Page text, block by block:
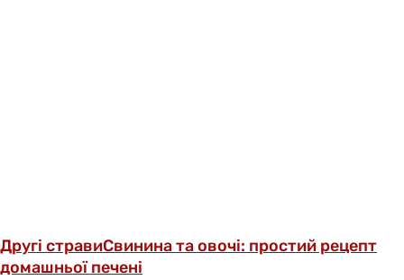
Другі стравиСвинина та овочі: простий рецепт
домашньої печені